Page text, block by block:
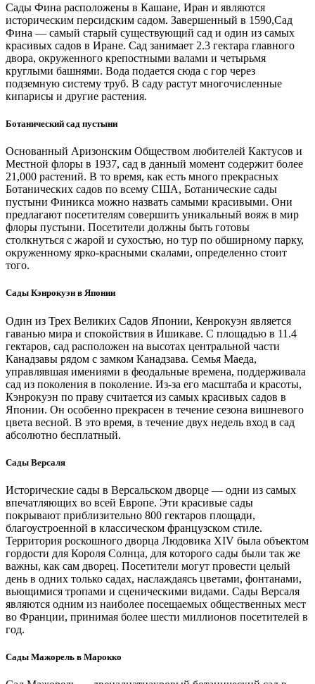
Сады Фина расположены в Кашане, Иран и являются
историческим персидским садом. Завершенный в 1590,Сад
Фина — самый старый существующий сад и один из самых
красивых садов в Иране. Сад занимает 2.3 гектара главного
двора, окруженного крепостными валами и четырьмя
круглыми башнями. Вода подается сюда с гор через
подземную систему труб. В саду растут многочисленные
кипарисы и другие растения.
Ботанический сад пустыни
Основанный Аризонским Обществом любителей Кактусов и
Местной флоры в 1937, сад в данный момент содержит более
21,000 растений. В то время, как есть много прекрасных
Ботанических садов по всему США, Ботанические сады
пустыни Финикса можно назвать самыми красивыми. Они
предлагают посетителям совершить уникальный вояж в мир
флоры пустыни. Посетители должны быть готовы
столкнуться с жарой и сухостью, но тур по обширному парку,
окруженному ярко-красными скалами, определенно стоит
того.
Сады Кэнрокуэн в Японии
Один из Трех Великих Садов Японии, Кенрокуэн является
гаванью мира и спокойствия в Ишикаве. С площадью в 11.4
гектаров, сад расположен на высотах центральной части
Канадзавы рядом с замком Канадзава. Семья Маеда,
управлявшая имениями в феодальные времена, поддерживала
сад из поколения в поколение. Из-за его масштаба и красоты,
Кэнрокуэн по праву считается из самых красивых садов в
Японии. Он особенно прекрасен в течение сезона вишневого
цвета весной. В это время, в течение двух недель вход в сад
абсолютно бесплатный.
Сады Версаля
Исторические сады в Версальском дворце — одни из самых
впечатляющих во всей Европе. Эти красивые сады
покрывают приблизительно 800 гектаров площади,
благоустроенной в классическом французском стиле.
Территория роскошного дворца Людовика XIV была объектом
гордости для Короля Солнца, для которого сады были так же
важны, как сам дворец. Посетители могут провести целый
день в одних только садах, наслаждаясь цветами, фонтанами,
вьющимися тропами и сценическими видами. Сады Версаля
являются одним из наиболее посещаемых общественных мест
во Франции, принимая более шести миллионов посетителей в
год.
Сады Мажорель в Марокко